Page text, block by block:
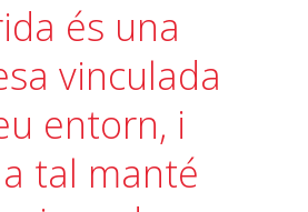
és una
vinculada
entorn, i
tal manté